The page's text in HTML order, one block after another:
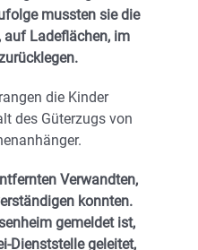
mussten sie die
auf Ladeflächen, im
die Kinder
des Güterzugs von
Verwandten,
konnten.
gemeldet ist,
Dienststelle geleitet,